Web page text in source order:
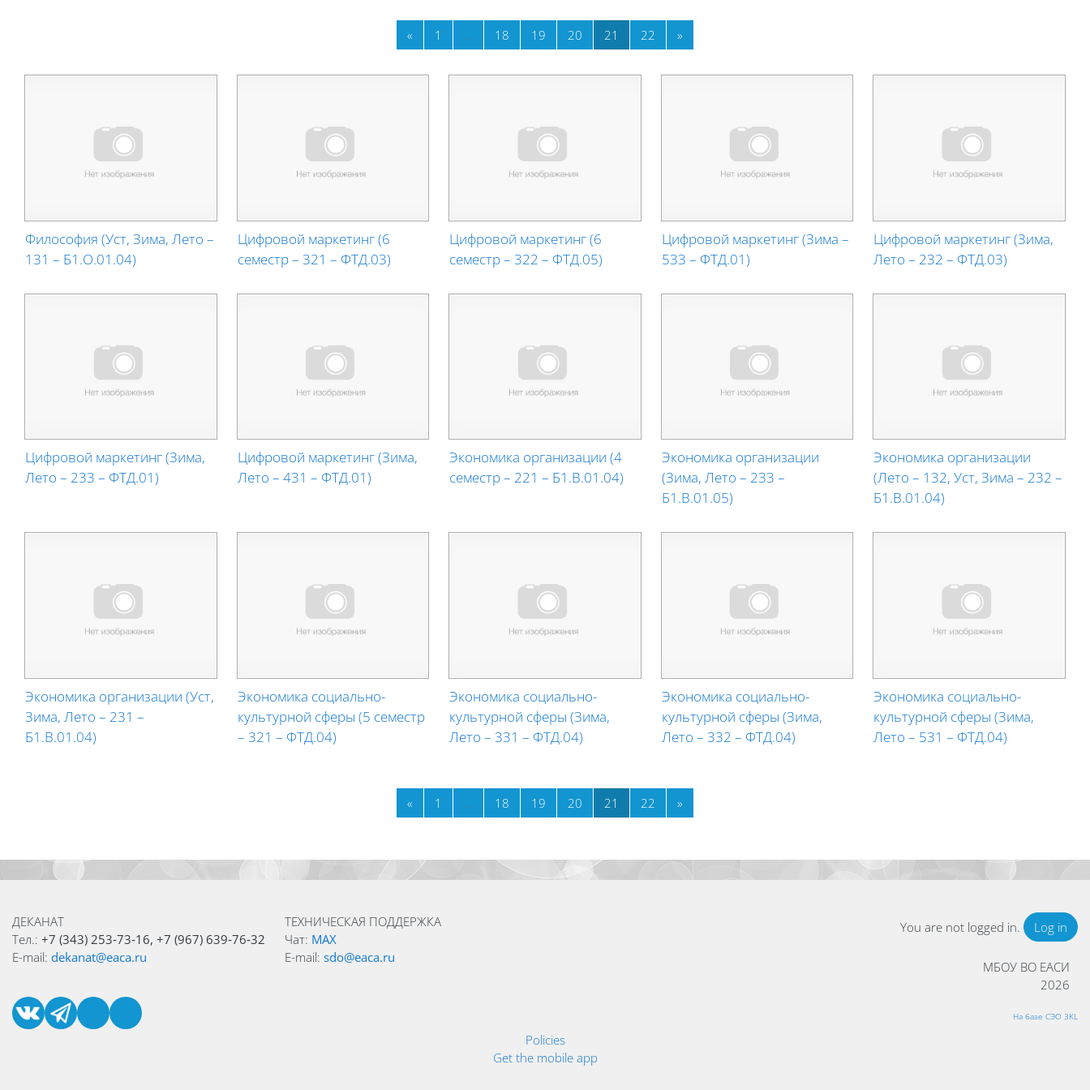
« Previous page
1 … 18 Page 18
19 Page 19
20 Page 20
21 Page 21
22 Page 22
»
Философия (Уст, Зима, Лето –
131 – Б1.О.01.04)
Цифровой маркетинг (6
семестр – 321 – ФТД.03)
Цифровой маркетинг (6
семестр – 322 – ФТД.05)
Цифровой маркетинг (Зима –
533 – ФТД.01)
Цифровой маркетинг (Зима,
Лето – 232 – ФТД.03)
Цифровой маркетинг (Зима,
Лето – 233 – ФТД.01)
Цифровой маркетинг (Зима,
Лето – 431 – ФТД.01)
Экономика организации (4
семестр – 221 – Б1.В.01.04)
Экономика организации
(Зима, Лето – 233 –
Б1.В.01.05)
Экономика организации
(Лето – 132, Уст, Зима – 232 –
Б1.В.01.04)
Экономика организации (Уст,
Зима, Лето – 231 –
Б1.В.01.04)
Экономика социально-
культурной сферы (5 семестр
– 321 – ФТД.04)
Экономика социально-
культурной сферы (Зима,
Лето – 331 – ФТД.04)
Экономика социально-
культурной сферы (Зима,
Лето – 332 – ФТД.04)
Экономика социально-
культурной сферы (Зима,
Лето – 531 – ФТД.04)
« Previous page
1 … 18 Page 18
19 Page 19
20 Page 20
21 Page 21
22 Page 22
»
Blocks
Blocks
ДЕКАНАТ
Тел.: +7 (343) 253‑73‑16, +7 (967) 639‑76‑32
E-mail: dekanat@eaca.ru
ТЕХНИЧЕСКАЯ ПОДДЕРЖКА
Чат: MAX
E-mail: sdo@eaca.ru
You are not logged in. Log in
МБОУ ВО ЕАСИ
2026
На базе СЭО 3KL
Policies
Get the mobile app